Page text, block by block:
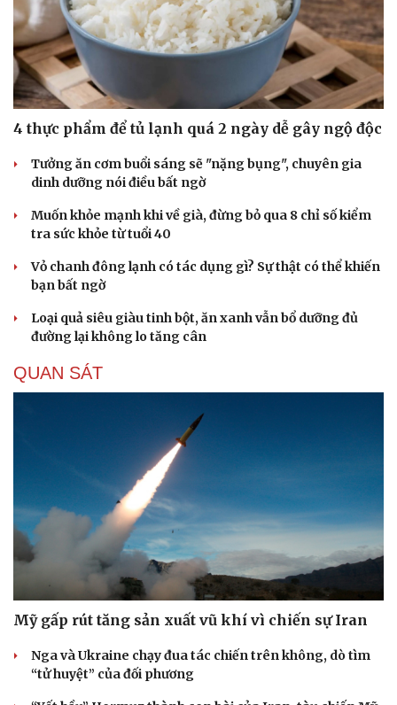
4 thực phẩm để tủ lạnh quá 2 ngày dễ gây ngộ độc
Tưởng ăn cơm buổi sáng sẽ "nặng bụng", chuyên gia
dinh dưỡng nói điều bất ngờ
Muốn khỏe mạnh khi về già, đừng bỏ qua 8 chỉ số kiểm
tra sức khỏe từ tuổi 40
Vỏ chanh đông lạnh có tác dụng gì? Sự thật có thể khiến
bạn bất ngờ
Loại quả siêu giàu tinh bột, ăn xanh vẫn bổ dưỡng đủ
đường lại không lo tăng cân
QUAN SÁT
Mỹ gấp rút tăng sản xuất vũ khí vì chiến sự Iran
Nga và Ukraine chạy đua tác chiến trên không, dò tìm
“tử huyệt” của đối phương